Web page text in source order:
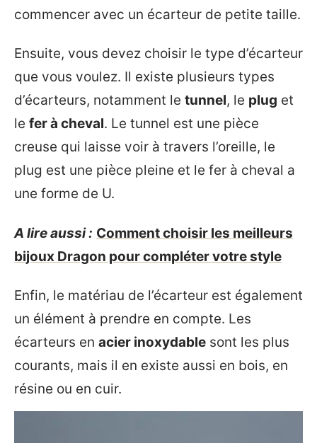
commencer avec un écarteur de petite taille.
Ensuite, vous devez choisir le type d’écarteur
que vous voulez. Il existe plusieurs types
d’écarteurs, notamment le tunnel, le plug et
le fer à cheval. Le tunnel est une pièce
creuse qui laisse voir à travers l’oreille, le
plug est une pièce pleine et le fer à cheval a
une forme de U.
A lire aussi : Comment choisir les meilleurs
bijoux Dragon pour compléter votre style
Enfin, le matériau de l’écarteur est également
un élément à prendre en compte. Les
écarteurs en acier inoxydable sont les plus
courants, mais il en existe aussi en bois, en
résine ou en cuir.